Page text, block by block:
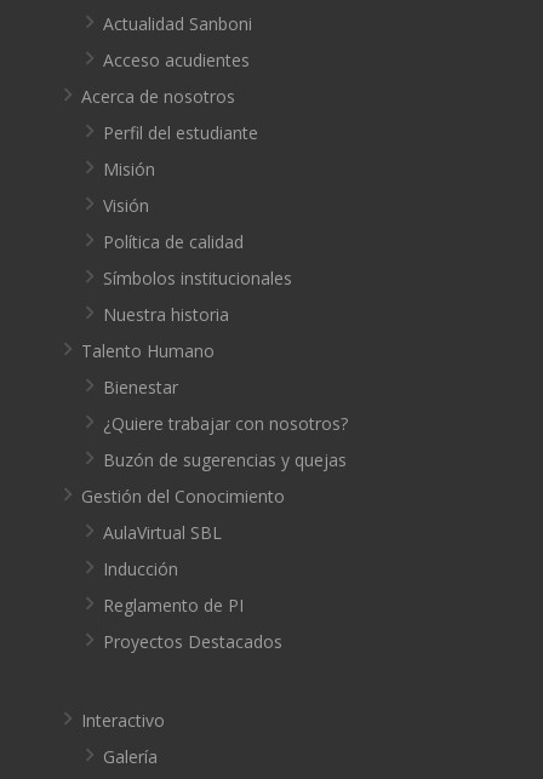
Actualidad Sanboni
Acceso acudientes
Acerca de nosotros
Perfil del estudiante
Misión
Visión
Política de calidad
Símbolos institucionales
Nuestra historia
Talento Humano
Bienestar
¿Quiere trabajar con nosotros?
Buzón de sugerencias y quejas
Gestión del Conocimiento
AulaVirtual SBL
Inducción
Reglamento de PI
Proyectos Destacados
Interactivo
Galería